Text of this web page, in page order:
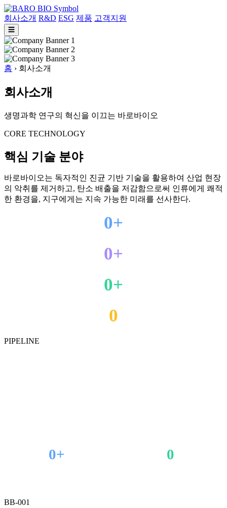
회사소개 R&D ESG 제품 고객지원
☰
홈 › 회사소개
회사소개
생명과학 연구의 혁신을 이끄는 바로바이오
CORE TECHNOLOGY
핵심 기술 분야
바로바이오는 독자적인 진균 기반 기술을 활용하여 산업 현장
의 악취를 제거하고, 탄소 배출을 저감함으로써 인류에게 쾌적
한 환경을, 지구에게는 지속 가능한 미래를 선사한다.
0+
0+
0+
0
PIPELINE
0+ 0
BB-001